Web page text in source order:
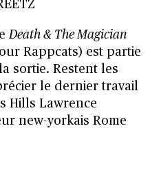
Death & The Magician
Rappcats) est partie
sortie. Restent les
le dernier travail
Hills Lawrence
new-yorkais Rome